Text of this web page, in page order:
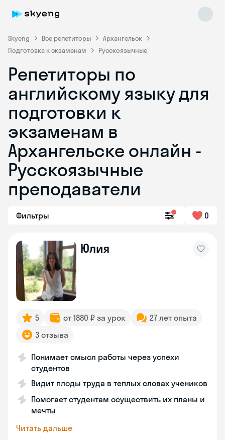
Skyeng Все репетиторы
Архангельск
Подготовка к экзаменам
Русскоязычные
Репетиторы по
английскому языку для
подготовки к
экзаменам в
Архангельске онлайн -
Русскоязычные
преподаватели
Фильтры 0
Юлия
5 от 1880 ₽ за урок
27 лет опыта
3 отзыва
Понимает смысл работы через успехи
студентов
Видит плоды труда в теплых словах учеников
Помогает студентам осуществить их планы и
мечты
Читать дальше
Skyeng Chat